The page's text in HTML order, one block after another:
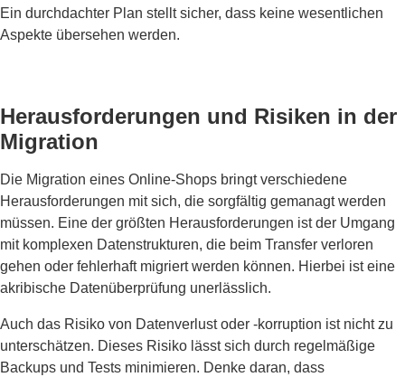
Ein durchdachter Plan stellt sicher, dass keine wesentlichen
Aspekte übersehen werden.
Herausforderungen und Risiken in der
Migration
Die Migration eines Online-Shops bringt verschiedene
Herausforderungen mit sich, die sorgfältig gemanagt werden
müssen. Eine der größten Herausforderungen ist der Umgang
mit komplexen Datenstrukturen, die beim Transfer verloren
gehen oder fehlerhaft migriert werden können. Hierbei ist eine
akribische Datenüberprüfung unerlässlich.
Auch das Risiko von Datenverlust oder -korruption ist nicht zu
unterschätzen. Dieses Risiko lässt sich durch regelmäßige
Backups und Tests minimieren. Denke daran, dass